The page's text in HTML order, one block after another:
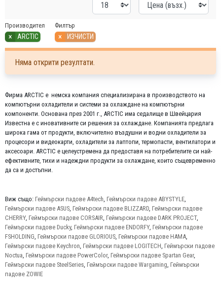
Производител
× ARCTIC
Филтър
× ИЗЧИСТИ
Няма открити резултати.
Фирма ARCTIC е немска компания специализирана в производството на
компютърни охладители и системи за охлаждане на компютърни
компоненти. Основана през 2001 г., ARCTIC има седалище в Швейцария
Известна е с иновативните си решения за охлаждане. Компанията предлага
широка гама от продукти, включително въздушни и водни охладители за
процесори и видеокарти, охладители за лаптопи, термопасти, вентилатори и
аксесоари. ARCTIC е целеустремена да предоставя на потребителите си най-
ефективните, тихи и надеждни продукти за охлаждане, които същевременно
да са и достъпни.
Виж също: Геймърски падове A4tech, Геймърски падове ABYSTYLE,
Геймърски падове ASUS, Геймърски падове BLIZZARD, Геймърски падове
CHERRY, Геймърски падове CORSAIR, Геймърски падове DARK PROJECT,
Геймърски падове Ducky, Геймърски падове ENDORFY, Геймърски падове
FSHOLDING, Геймърски падове GLORIOUS, Геймърски падове HAMA,
Геймърски падове Keychron, Геймърски падове LOGITECH, Геймърски падове
Noctua, Геймърски падове PowerColor, Геймърски падове Spartan Gear,
Геймърски падове SteelSeries, Геймърски падове Wargaming, Геймърски
падове ZOWIE